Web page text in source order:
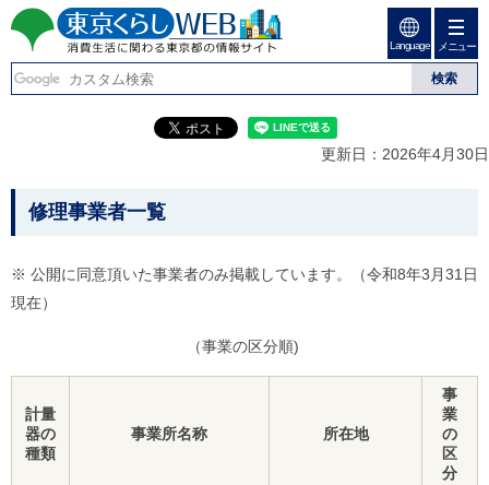
ー
の
ー
内
た
ン
ク
本
東京くらしweb
消費生活に関わる東京
都の情報サイト
Language メニュー
グ
ル
ビ
ル
ー
こ
更新日：2026年4月30日
で
修理事業者一覧
※ 公開に同意頂いた事業者のみ掲載しています。（令和8年3月31日
現在）
（事業の区分順)
計量
器の
種類
事業所名称 所在地
事
業
の
区
分